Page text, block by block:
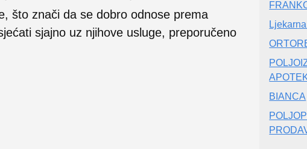
što znači da se dobro odnose prema
sjajno uz njihove usluge, preporučeno
BIANCA